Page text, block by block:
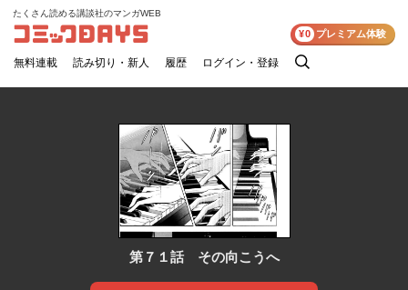
コミックDAYS
たくさん読める講談社のマンガWEB
無料連載 読み切り・新人 履歴 ログイン・登録
検
¥0 プレミアム体験
第７１話 その向こうへ